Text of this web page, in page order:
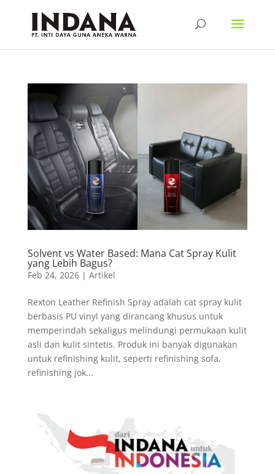
Solvent vs Water Based: Mana Cat Spray Kulit
yang Lebih Bagus?
Feb 24, 2026| Artikel
Rexton Leather Refinish Spray adalah cat spray kulit
berbasis PU vinyl yang dirancang khusus untuk
memperindah sekaligus melindungi permukaan kulit
asli dan kulit sintetis. Produk ini banyak digunakan
untuk refinishing kulit, seperti refinishing sofa,
refinishing jok...